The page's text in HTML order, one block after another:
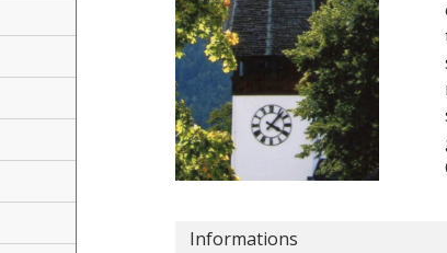
Informations